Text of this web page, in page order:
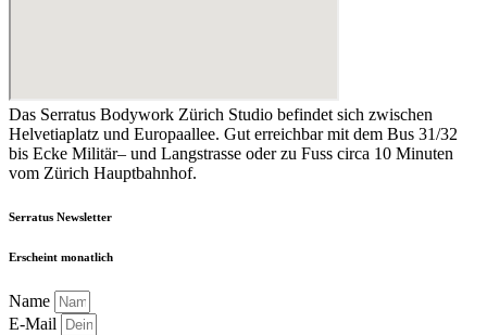
Das Serratus Bodywork Zürich Studio befindet sich zwischen
Helvetiaplatz und Europaallee. Gut erreichbar mit dem Bus 31/32
bis Ecke Militär– und Langstrasse oder zu Fuss circa 10 Minuten
vom Zürich Hauptbahnhof.
Serratus Newsletter
Erscheint monatlich
Name
E-Mail